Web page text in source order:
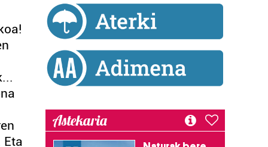
Eta
Astekaria